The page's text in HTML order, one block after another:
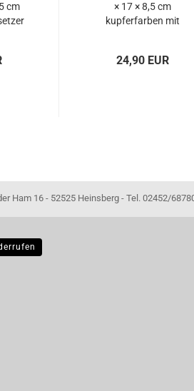
cm
× 17 × 8,5 cm
kupferfarben mit
24,90 EUR
Heinsberg - Tel. 02452/